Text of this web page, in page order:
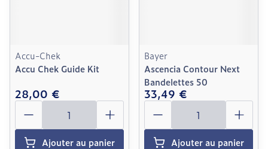
Accu-Chek
Accu Chek Guide Kit
28,00 €
Quantité
Ajouter au panier
Bayer
Ascencia Contour Next
Bandelettes 50
33,49 €
Quantité
Ajouter au panier